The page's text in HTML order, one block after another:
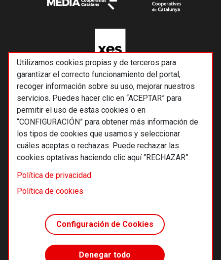
Utilizamos cookies propias y de terceros para
garantizar el correcto funcionamiento del portal,
recoger información sobre su uso, mejorar nuestros
servicios. Puedes hacer clic en “ACEPTAR” para
permitir el uso de estas cookies o en
“CONFIGURACIÓN” para obtener más información de
los tipos de cookies que usamos y seleccionar
cuáles aceptas o rechazas. Puede rechazar las
cookies optativas haciendo clic aquí “RECHAZAR”.
Política de privacidad
Política de cookies
Configuración de Cookies
Denegar todo
© 2026 Alternativas económicas SCCL
Footer
Términos y condiciones de uso
Política de cookies
Principios editoriales